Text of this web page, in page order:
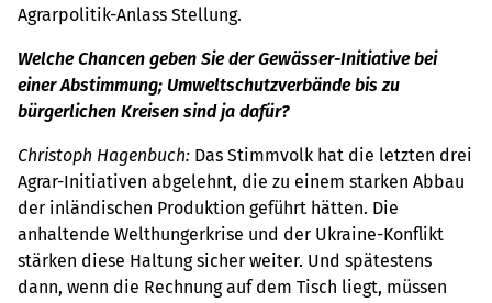
Agrarpolitik-Anlass Stellung.
Welche Chancen geben Sie der Gewässer-Initiative bei
einer Abstimmung; Umweltschutzverbände bis zu
bürgerlichen Kreisen sind ja dafür?
Christoph Hagenbuch: Das Stimmvolk hat die letzten drei
Agrar-Initiativen abgelehnt, die zu einem starken Abbau
der inländischen Produktion geführt hätten. Die
anhaltende Welthungerkrise und der Ukraine-Konflikt
stärken diese Haltung sicher weiter. Und spätestens
dann, wenn die Rechnung auf dem Tisch liegt, müssen